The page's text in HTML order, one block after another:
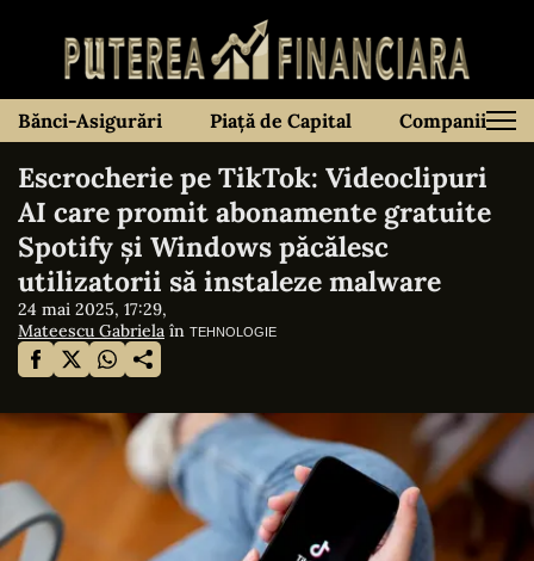
Bănci-Asigurări Piață de Capital Companii
Escrocherie pe TikTok: Videoclipuri
AI care promit abonamente gratuite
Spotify și Windows păcălesc
utilizatorii să instaleze malware
24 mai 2025, 17:29,
Mateescu Gabriela în TEHNOLOGIE